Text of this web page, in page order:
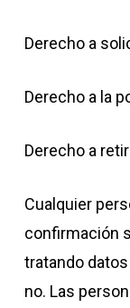
Derecho a
Derecho a la
Derecho a
Cualquier
confirmación
tratando
no. Las